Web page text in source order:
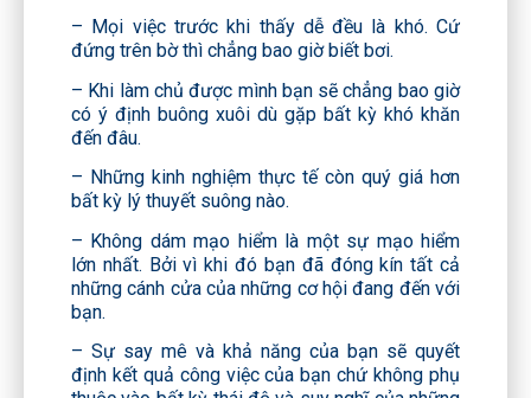
– Mọi việc trước khi thấy dễ đều là khó. Cứ
đứng trên bờ thì chẳng bao giờ biết bơi.
– Khi làm chủ được mình bạn sẽ chẳng bao giờ
có ý định buông xuôi dù gặp bất kỳ khó khăn
đến đâu.
– Những kinh nghiệm thực tế còn quý giá hơn
bất kỳ lý thuyết suông nào.
– Không dám mạo hiểm là một sự mạo hiểm
lớn nhất. Bởi vì khi đó bạn đã đóng kín tất cả
những cánh cửa của những cơ hội đang đến với
bạn.
– Sự say mê và khả năng của bạn sẽ quyết
định kết quả công việc của bạn chứ không phụ